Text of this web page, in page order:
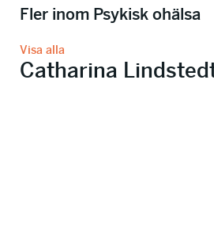
Fler inom Psykisk ohälsa
Visa alla
Catharina